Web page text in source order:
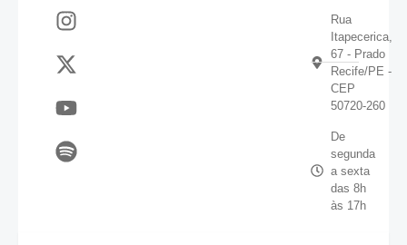
Rua
Itapecerica,
67 - Prado
Recife/PE -
CEP
50720-260
De
segunda
a sexta
das 8h
às 17h